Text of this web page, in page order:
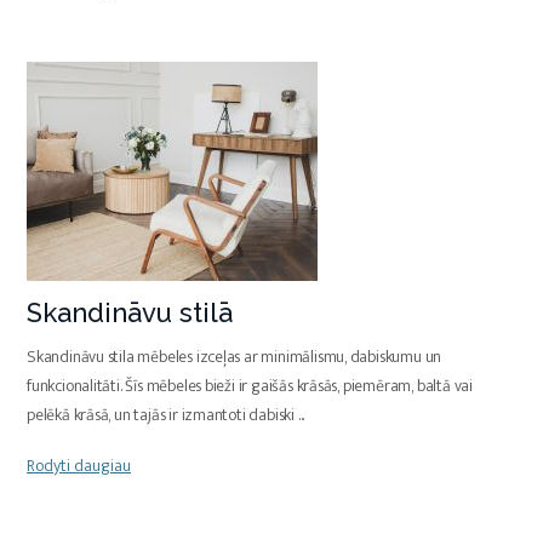
Skandināvu stilā
Skandināvu stila mēbeles izceļas ar minimālismu, dabiskumu un
funkcionalitāti. Šīs mēbeles bieži ir gaišās krāsās, piemēram, baltā vai
pelēkā krāsā, un tajās ir izmantoti dabiski ...
Rodyti daugiau